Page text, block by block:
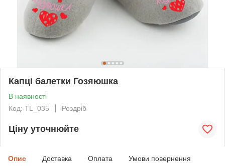
Капці балетки Гозяюшка
В наявності
Код: TL_035
Роздріб
Ціну уточнюйте
Опис Доставка Оплата Умови повернення